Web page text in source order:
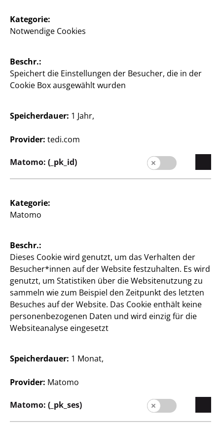
Karriere
Expansion
Nachhaltigkeit
Filialfinder
Österreich / Deutsch
Kontakt
Datenschutz
Kategorie:
Notwendige Cookies
Beschr.:
Speichert die Einstellungen der Besucher, die in der
Cookie Box ausgewählt wurden
Speicherdauer: 1 Jahr,
Provider: tedi.com
Matomo: (_pk_id)
Kategorie:
Matomo
Beschr.:
Dieses Cookie wird genutzt, um das Verhalten der
Besucher*innen auf der Website festzuhalten. Es wird
genutzt, um Statistiken über die Websitenutzung zu
sammeln wie zum Beispiel den Zeitpunkt des letzten
Besuches auf der Website. Das Cookie enthält keine
personenbezogenen Daten und wird einzig für die
Websiteanalyse eingesetzt
Speicherdauer: 1 Monat,
Provider: Matomo
Matomo: (_pk_ses)